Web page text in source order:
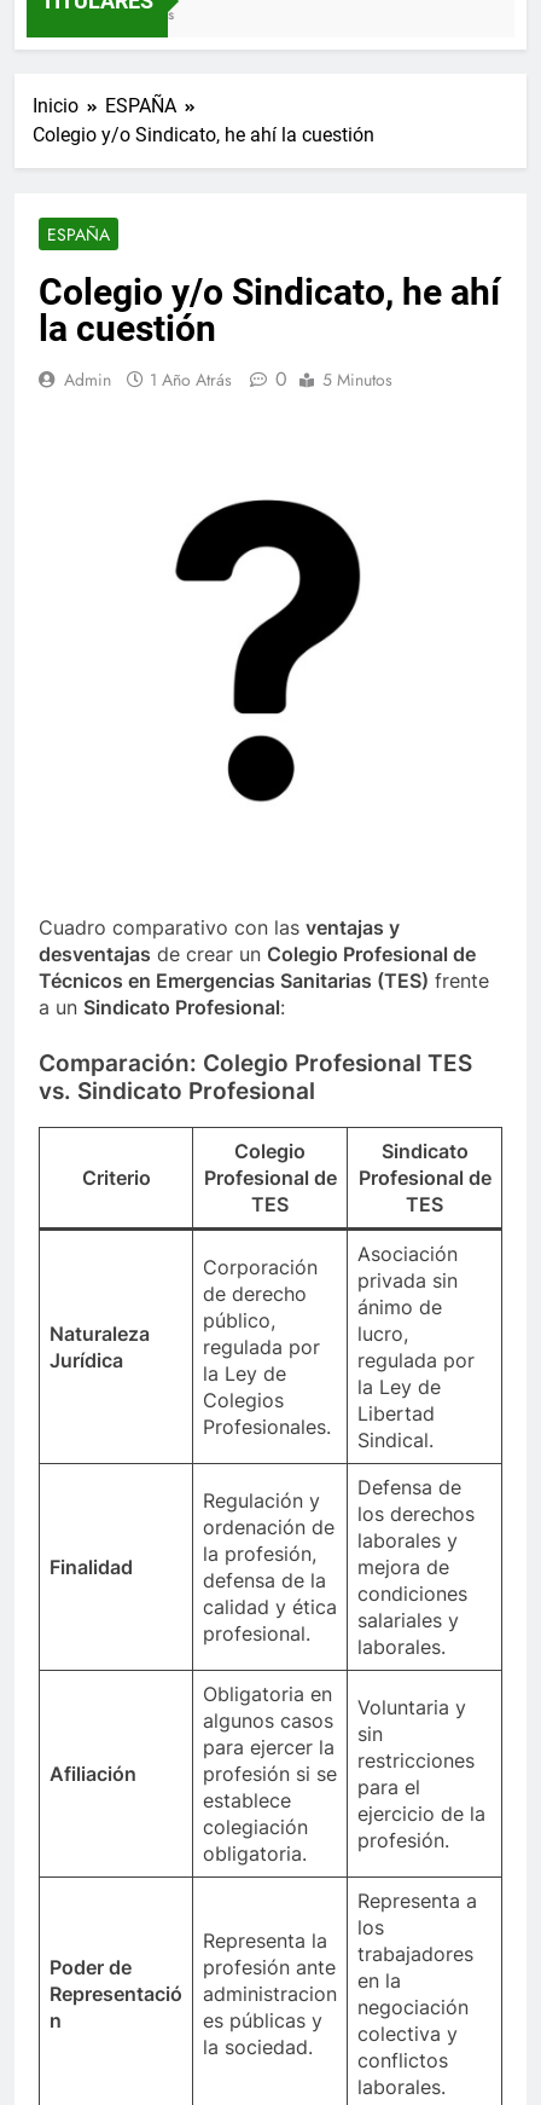
3 Semanas Atrás
Inicio
ESPAÑA
Colegio y/o Sindicato, he ahí la cuestión
ESPAÑA
Colegio y/o Sindicato, he ahí
la cuestión
Admin 1 Año Atrás 0 5 Minutos
Cuadro comparativo con las ventajas y
desventajas de crear un Colegio Profesional de
Técnicos en Emergencias Sanitarias (TES) frente
a un Sindicato Profesional:
Comparación: Colegio Profesional TES
vs. Sindicato Profesional
Criterio
Colegio
Profesional de
TES
Sindicato
Profesional de
TES
Naturaleza
Jurídica
Corporación
de derecho
público,
regulada por
la Ley de
Colegios
Profesionales.
Asociación
privada sin
ánimo de
lucro,
regulada por
la Ley de
Libertad
Sindical.
Finalidad
Regulación y
ordenación de
la profesión,
defensa de la
calidad y ética
profesional.
Defensa de
los derechos
laborales y
mejora de
condiciones
salariales y
laborales.
Afiliación
Obligatoria en
algunos casos
para ejercer la
profesión si se
establece
colegiación
obligatoria.
Voluntaria y
sin
restricciones
para el
ejercicio de la
profesión.
Poder de
Representació
n
Representa la
profesión ante
administracion
es públicas y
la sociedad.
Representa a
los
trabajadores
en la
negociación
colectiva y
conflictos
laborales.